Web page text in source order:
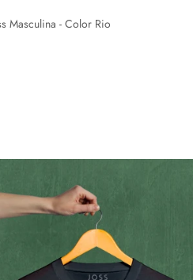
Masculina - Color Rio